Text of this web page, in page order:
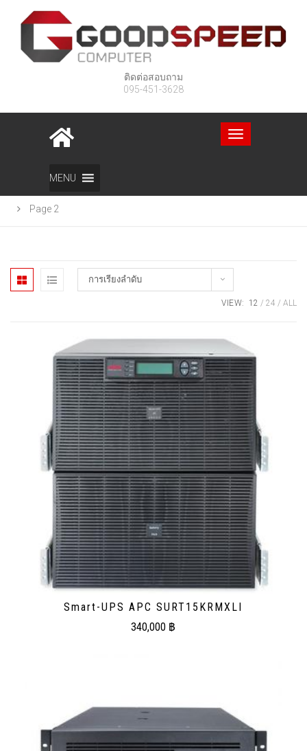
ติดต่อสอบถาม
095-451-3628
Toggle
navigation
MENU
สินค้า
Page 2
การเรียงลำดับ
VIEW: 12 24 ALL
Smart-UPS APC SURT15KRMXLI
340,000 ฿